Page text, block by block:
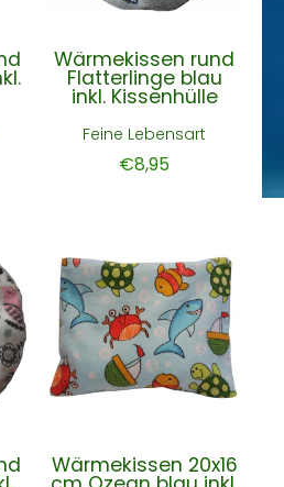
Wärmekissen rund
Flatterlinge blau
inkl. Kissenhülle
Feine Lebensart
€8,95
Wärmekissen 20x16